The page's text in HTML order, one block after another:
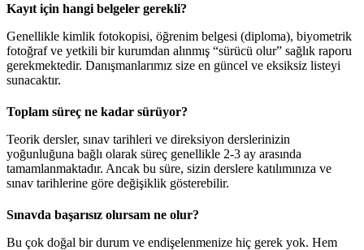
Kayıt için hangi belgeler gerekli?
Genellikle kimlik fotokopisi, öğrenim belgesi (diploma), biyometrik
fotoğraf ve yetkili bir kurumdan alınmış “sürücü olur” sağlık raporu
gerekmektedir. Danışmanlarımız size en güncel ve eksiksiz listeyi
sunacaktır.
Toplam süreç ne kadar sürüyor?
Teorik dersler, sınav tarihleri ve direksiyon derslerinizin
yoğunluğuna bağlı olarak süreç genellikle 2-3 ay arasında
tamamlanmaktadır. Ancak bu süre, sizin derslere katılımınıza ve
sınav tarihlerine göre değişiklik gösterebilir.
Sınavda başarısız olursam ne olur?
Bu çok doğal bir durum ve endişelenmenize hiç gerek yok. Hem